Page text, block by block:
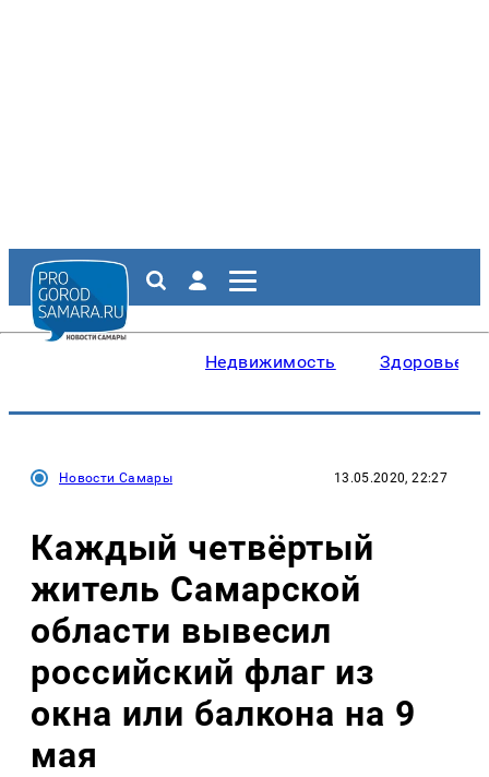
Недвижимость Здоровье
Новости Самары 13.05.2020, 22:27
Каждый четвёртый
житель Самарской
области вывесил
российский флаг из
окна или балкона на 9
мая